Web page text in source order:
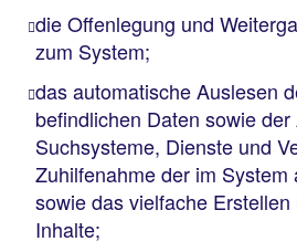
die Offenlegung und
zum System;
das automatische Auslesen
befindlichen Daten sowie
Suchsysteme, Dienste und
Zuhilfenahme der im System
sowie das vielfache
Inhalte;